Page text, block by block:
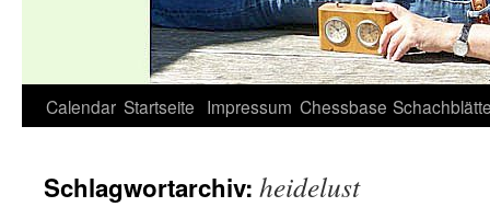
Calendar Startseite Impressum Chessbase
Schlagwortarchiv: heidelust